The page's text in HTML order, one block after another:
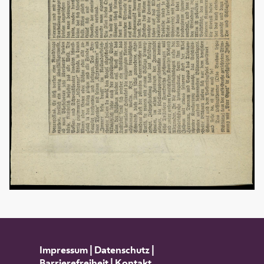
Impressum| Datenschutz|